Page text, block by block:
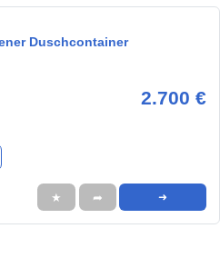
Duschcontainer
2.700 €
★ ➦ ➜